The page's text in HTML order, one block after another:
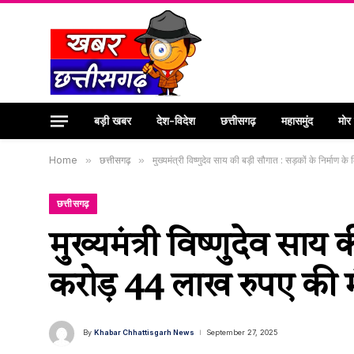
बड़ी खबर देश-विदेश छत्तीसगढ़ महासमुंद
Home » छत्तीसगढ़ » मुख्यमंत्री विष्णुदेव साय की बड़ी सौगात : सड़कों के निर्माण
छत्तीसगढ़
मुख्यमंत्री विष्णुदेव साय
करोड़ 44 लाख रुपए की
By Khabar Chhattisgarh News September 27, 2025